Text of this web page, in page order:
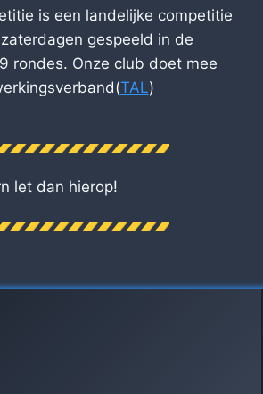
is een landelijke competitie
gespeeld in de
rondes. Onze club doet mee
TAL)
let dan hierop!